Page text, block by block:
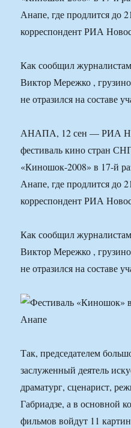
Анапе, где продлится до
корреспондент РИА
Как сообщил
Виктор Мережко ,
не отразился на составе
АНАПА, 12 сен — РИА
фестиваль кино стран
«Киношок-2008» в 17-й
Анапе, где продлится до
корреспондент РИА
Как сообщил
Виктор Мережко ,
не отразился на составе
Так, председателем
заслуженный деятель
драматург, сценарист,
Габриадзе, а в основной
фильмов войдут 11